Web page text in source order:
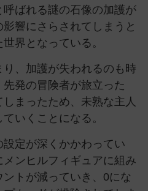
ばれる謎の石像の加護が
響にさらされてしまうと
界となっている。
、加護が失われるのも時
発の冒険者が旅立った
まったため、未熟な主人
いくことになる。
定が深くかかわってい
ンヒルフィギュアに組み
トが減っていき、0にな